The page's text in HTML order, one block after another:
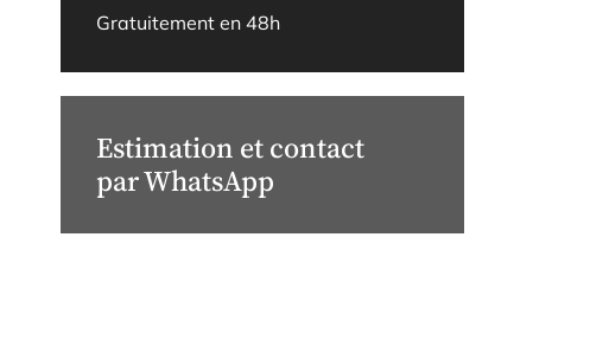
Gratuitement en 48h
Estimation et contact
par WhatsApp